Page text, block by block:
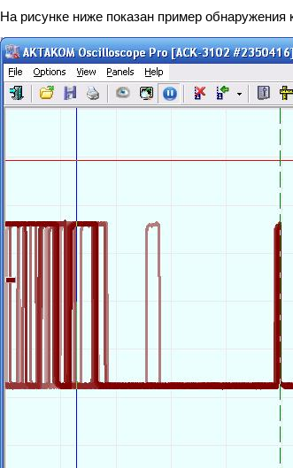
На рисунке ниже показан пример обнаружения